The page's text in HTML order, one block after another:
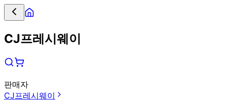
CJ프레시웨이
판매자
CJ프레시웨이